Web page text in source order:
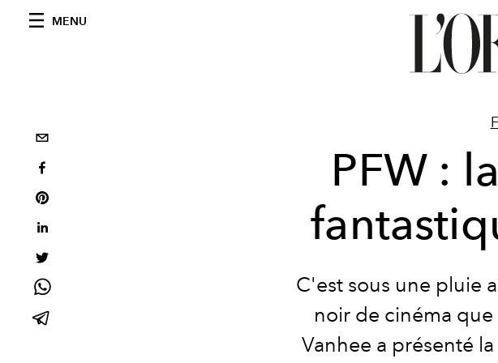
MENU
PFW :
C'est sous une pluie
noir de cinéma
Vanhee a présenté